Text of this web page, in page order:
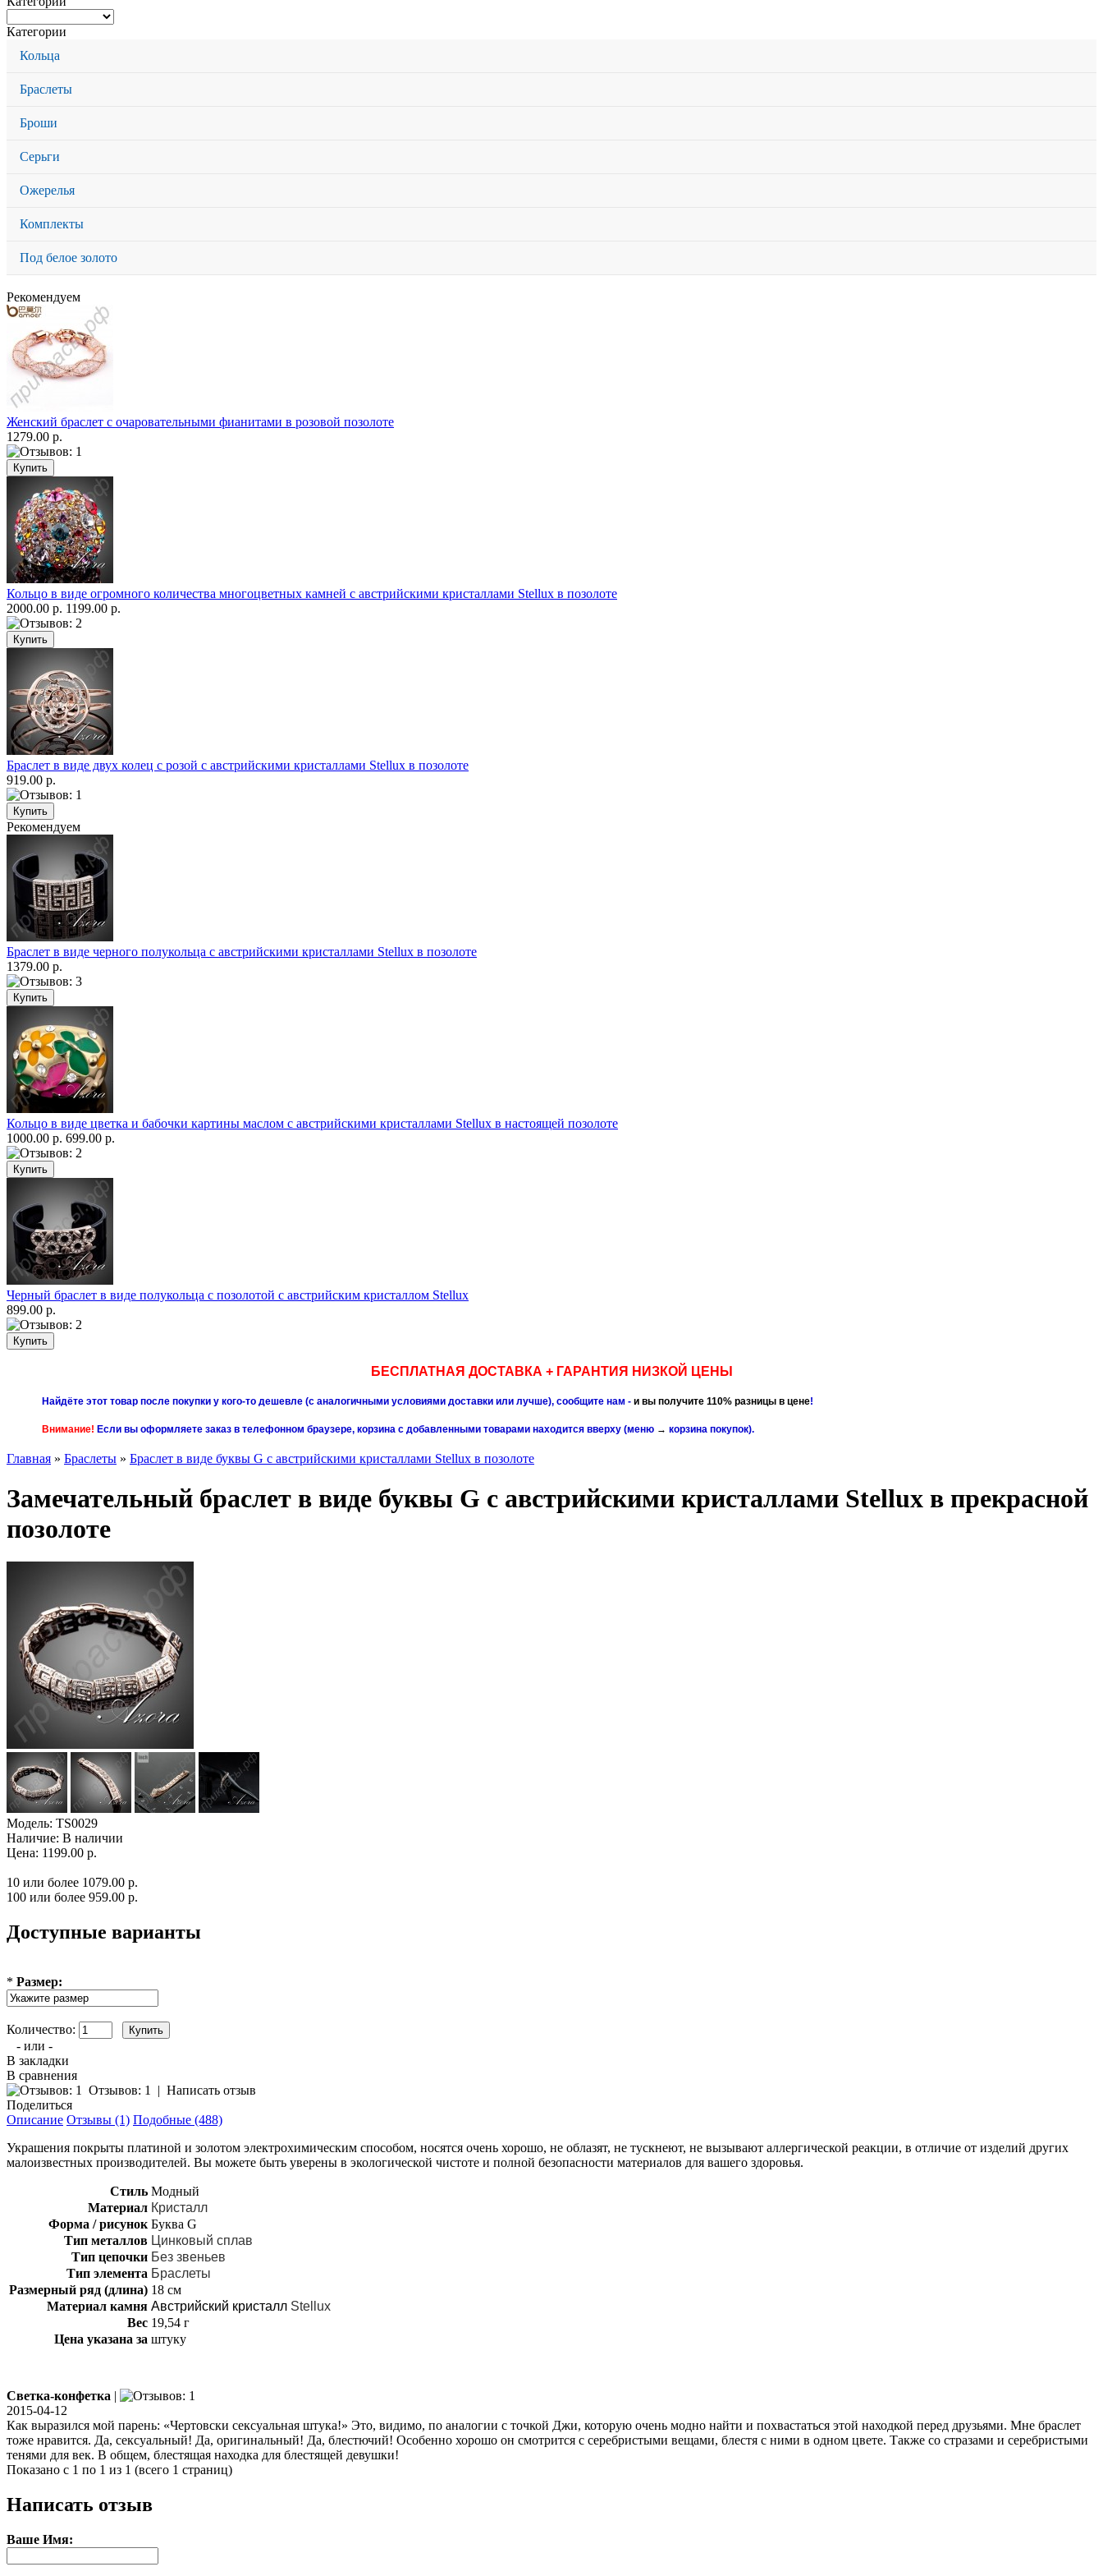
Категории
Кольца
Браслеты
Броши
Серьги
Ожерелья
Комплекты
Под белое золото
Рекомендуем
Женский браслет с очаровательными фианитами в розовой позолоте
1279.00 р.
Кольцо в виде огромного количества многоцветных камней с австрийскими кристаллами Stellux в позолоте
2000.00 р. 1199.00 р.
Браслет в виде двух колец с розой с австрийскими кристаллами Stellux в позолоте
919.00 р.
Рекомендуем
Браслет в виде черного полукольца с австрийскими кристаллами Stellux в позолоте
1379.00 р.
Кольцо в виде цветка и бабочки картины маслом с австрийскими кристаллами Stellux в настоящей позолоте
1000.00 р. 699.00 р.
Черный браслет в виде полукольца с позолотой с австрийским кристаллом Stellux
899.00 р.
БЕСПЛАТНАЯ ДОСТАВКА + ГАРАНТИЯ НИЗКОЙ ЦЕНЫ
Найдёте этот товар после покупки у кого-то дешевле (с аналогичными условиями доставки или лучше), сообщите нам - и вы получите 110% разницы в цене!
Внимание! Если вы оформляете заказ в телефонном браузере, корзина с добавленными товарами находится вверху (меню → корзина покупок).
Главная » Браслеты » Браслет в виде буквы G c австрийскими кристаллами Stellux в позолоте
Замечательный браслет в виде буквы G c австрийскими кристаллами Stellux в прекрасной
позолоте
Модель: TS0029
Наличие: В наличии
Цена: 1199.00 р.
10 или более 1079.00 р.
100 или более 959.00 р.
Доступные варианты
* Размер:
Количество:
- или -
В закладки
В сравнения
Отзывов: 1
| Написать отзыв
Поделиться
Описание Отзывы (1) Подобные (488)
Украшения покрыты платиной и золотом электрохимическим способом, носятся очень хорошо, не облазят, не тускнеют, не вызывают аллергической реакции, в отличие от изделий других
малоизвестных производителей. Вы можете быть уверены в экологической чистоте и полной безопасности материалов для вашего здоровья.
Стиль Модный
Материал Кристалл
Форма / рисунок Буква G
Тип металлов Цинковый сплав
Тип цепочки Без звеньев
Тип элемента Браслеты
Размерный ряд (длина) 18 см
Материал камня Австрийский кристалл Stellux
Вес 19,54 г
Цена указана за штуку
Светка-конфетка |
2015-04-12
Как выразился мой парень: «Чертовски сексуальная штука!» Это, видимо, по аналогии с точкой Джи, которую очень модно найти и похвастаться этой находкой перед друзьями. Мне браслет
тоже нравится. Да, сексуальный! Да, оригинальный! Да, блестючий! Особенно хорошо он смотрится с серебристыми вещами, блестя с ними в одном цвете. Также со стразами и серебристыми
тенями для век. В общем, блестящая находка для блестящей девушки!
Показано с 1 по 1 из 1 (всего 1 страниц)
Написать отзыв
Ваше Имя: